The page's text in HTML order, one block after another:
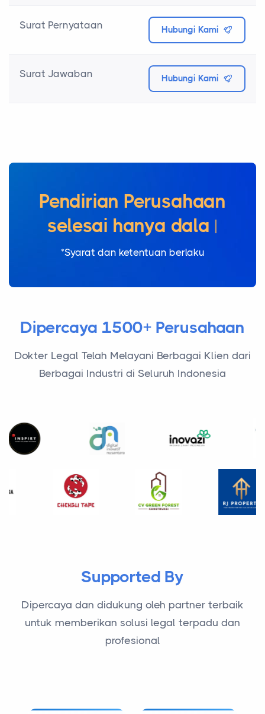
Surat Pernyataan Hubungi Kami
Surat Jawaban Hubungi Kami
Pendirian Perusahaan
selesai hanya dalam
1 hari |
Dipercaya 1500+ Perusahaan
Dokter Legal Telah Melayani Berbagai Klien dari
Supported By
Dipercaya dan didukung oleh partner terbaik
untuk memberikan solusi legal terpadu dan